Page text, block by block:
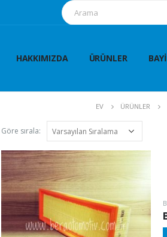
HAKKIMIZDA ÜRÜNLER
EV ÜRÜNLER
Göre sırala: